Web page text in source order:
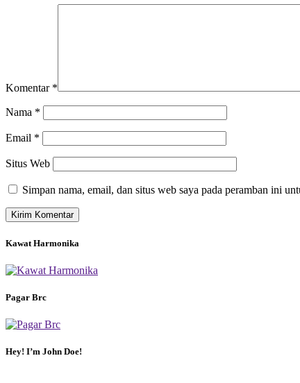
Komentar *
Nama *
Email *
Situs Web
Simpan nama, email, dan situs web saya pada peramban ini
Kawat Harmonika
Pagar Brc
Hey! I’m John Doe!